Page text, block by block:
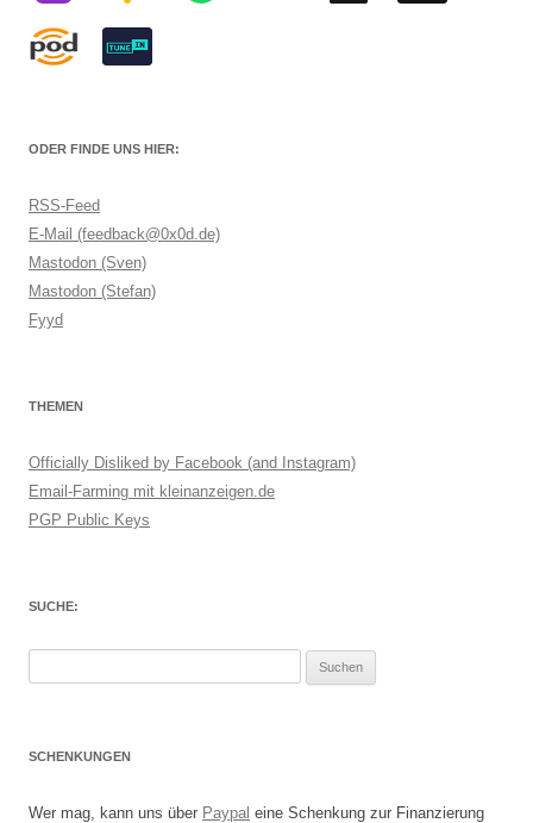
ODER FINDE UNS HIER:
RSS-Feed
E-Mail (feedback@0x0d.de)
Mastodon (Sven)
Mastodon (Stefan)
Fyyd
THEMEN
Officially Disliked by Facebook (and Instagram)
Email-Farming mit kleinanzeigen.de
PGP Public Keys
SUCHE:
SCHENKUNGEN
Wer mag, kann uns über Paypal eine Schenkung zur Finanzierung